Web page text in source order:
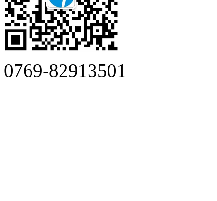
0769-82913501